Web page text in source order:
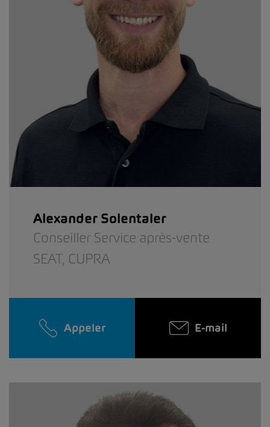
Alexander Solentaler
Conseiller Service après-vente
SEAT, CUPRA
Appeler E-mail